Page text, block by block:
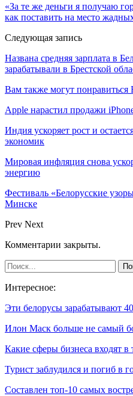
«За те же деньги я получаю
как поставить на место
Следующая запись
Названа средняя зарплата в
зарабатывали в Брестской
Вам также могут понравиться
Apple нарастил продажи
Индия ускоряет рост и
экономик
Мировая инфляция снова
энергию
Фестиваль «Белорусские
Минске
Prev Next
Комментарии закрыты.
Интересное:
Эти белорусы зарабатывают
Илон Маск больше не самый
Какие сферы бизнеса входят
Турист заблудился и погиб в
Составлен топ-10 самых